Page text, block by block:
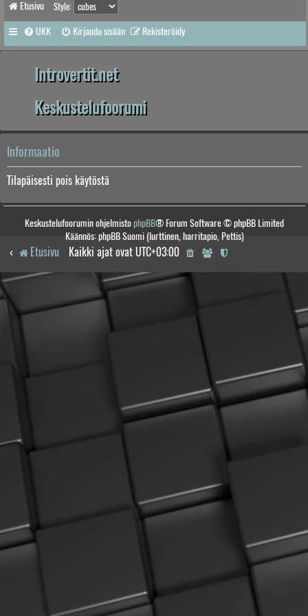
Etusivu Style:
UKK Kirjaudu sisään Rekisteröidy
Introvertit.net
Keskustelufoorumi
Informaatio
Tilapäisesti pois käytöstä
Keskustelufoorumin ohjelmistophpBB® Forum Software © phpBB Limited
Käännös: phpBB Suomi (lurttinen, harritapio, Pettis)
Etusivu Kaikki ajat ovat UTC+03:00